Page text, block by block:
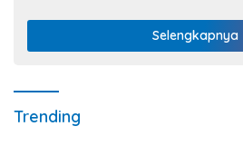
Selengkapnya
Trending